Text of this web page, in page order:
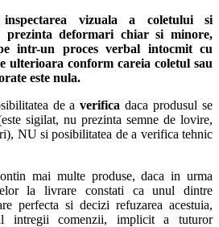
vizuala a coletului si
prezinta deformari chiar si minore,
intr-un proces verbal intocmit cu
ulterioara conform careia coletul sau
este nula.
de averifica daca produsul se
sigilat, nu prezinta semne de lovire,
NU si posibilitatea de a verifica tehnic
mai multe produse, daca in urma
la livrare constati ca unul dintre
perfecta si decizi refuzarea acestuia,
intregii comenzii, implicit a tuturor